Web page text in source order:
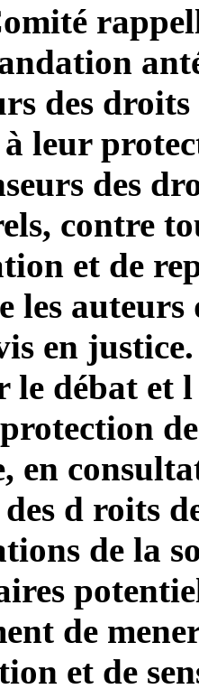
des
leur
des
contre
et de
les auteurs
en
le débat et
en
d roits
de la
de
et de